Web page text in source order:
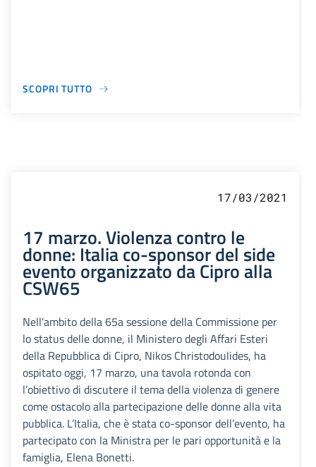
SCOPRI TUTTO
17/03/2021
17 marzo. Violenza contro le
donne: Italia co-sponsor del side
evento organizzato da Cipro alla
CSW65
Nell’ambito della 65a sessione della Commissione per
lo status delle donne, il Ministero degli Affari Esteri
della Repubblica di Cipro, Nikos Christodoulides, ha
ospitato oggi, 17 marzo, una tavola rotonda con
l’obiettivo di discutere il tema della violenza di genere
come ostacolo alla partecipazione delle donne alla vita
pubblica. L’Italia, che è stata co-sponsor dell’evento, ha
partecipato con la Ministra per le pari opportunità e la
famiglia, Elena Bonetti.